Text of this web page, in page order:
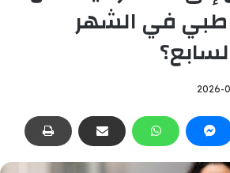
طبي في الشهر
2026-